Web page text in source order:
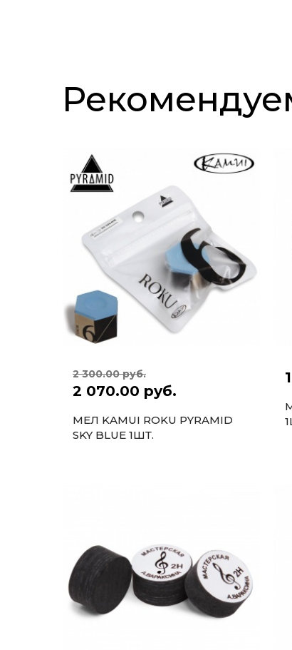
2 300.00 руб.
2 070.00 руб.
МЕЛ KAMUI ROKU PYRAMID
SKY BLUE 1ШТ.